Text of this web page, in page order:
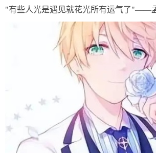
"有些人光是遇见就花光所有运气了"——